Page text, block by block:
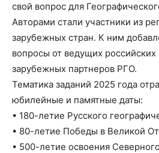
свой вопрос для
Авторами стали участники из
зарубежных стран. К ним
вопросы от ведущих
зарубежных партнеров РГО.
Тематика заданий 2025 года
юбилейные и памятные даты:
• 180-летие Русского
• 80-летие Победы в Великой
• 500-летие освоения